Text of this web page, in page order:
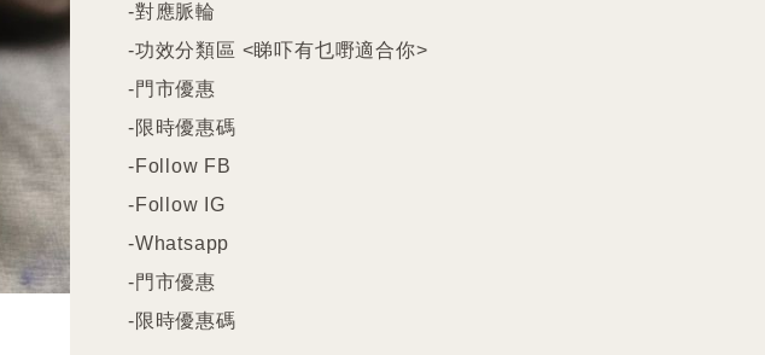
-對應脈輪
-功效分類區 <睇吓有乜嘢適合你>
-門市優惠
-限時優惠碼
-Follow FB
-Follow IG
-Whatsapp
-門市優惠
-限時優惠碼